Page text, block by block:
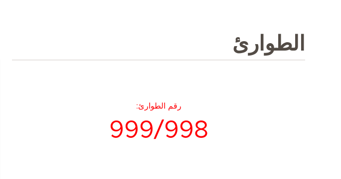
الطوارئ
رقم الطوارئ:
999/998